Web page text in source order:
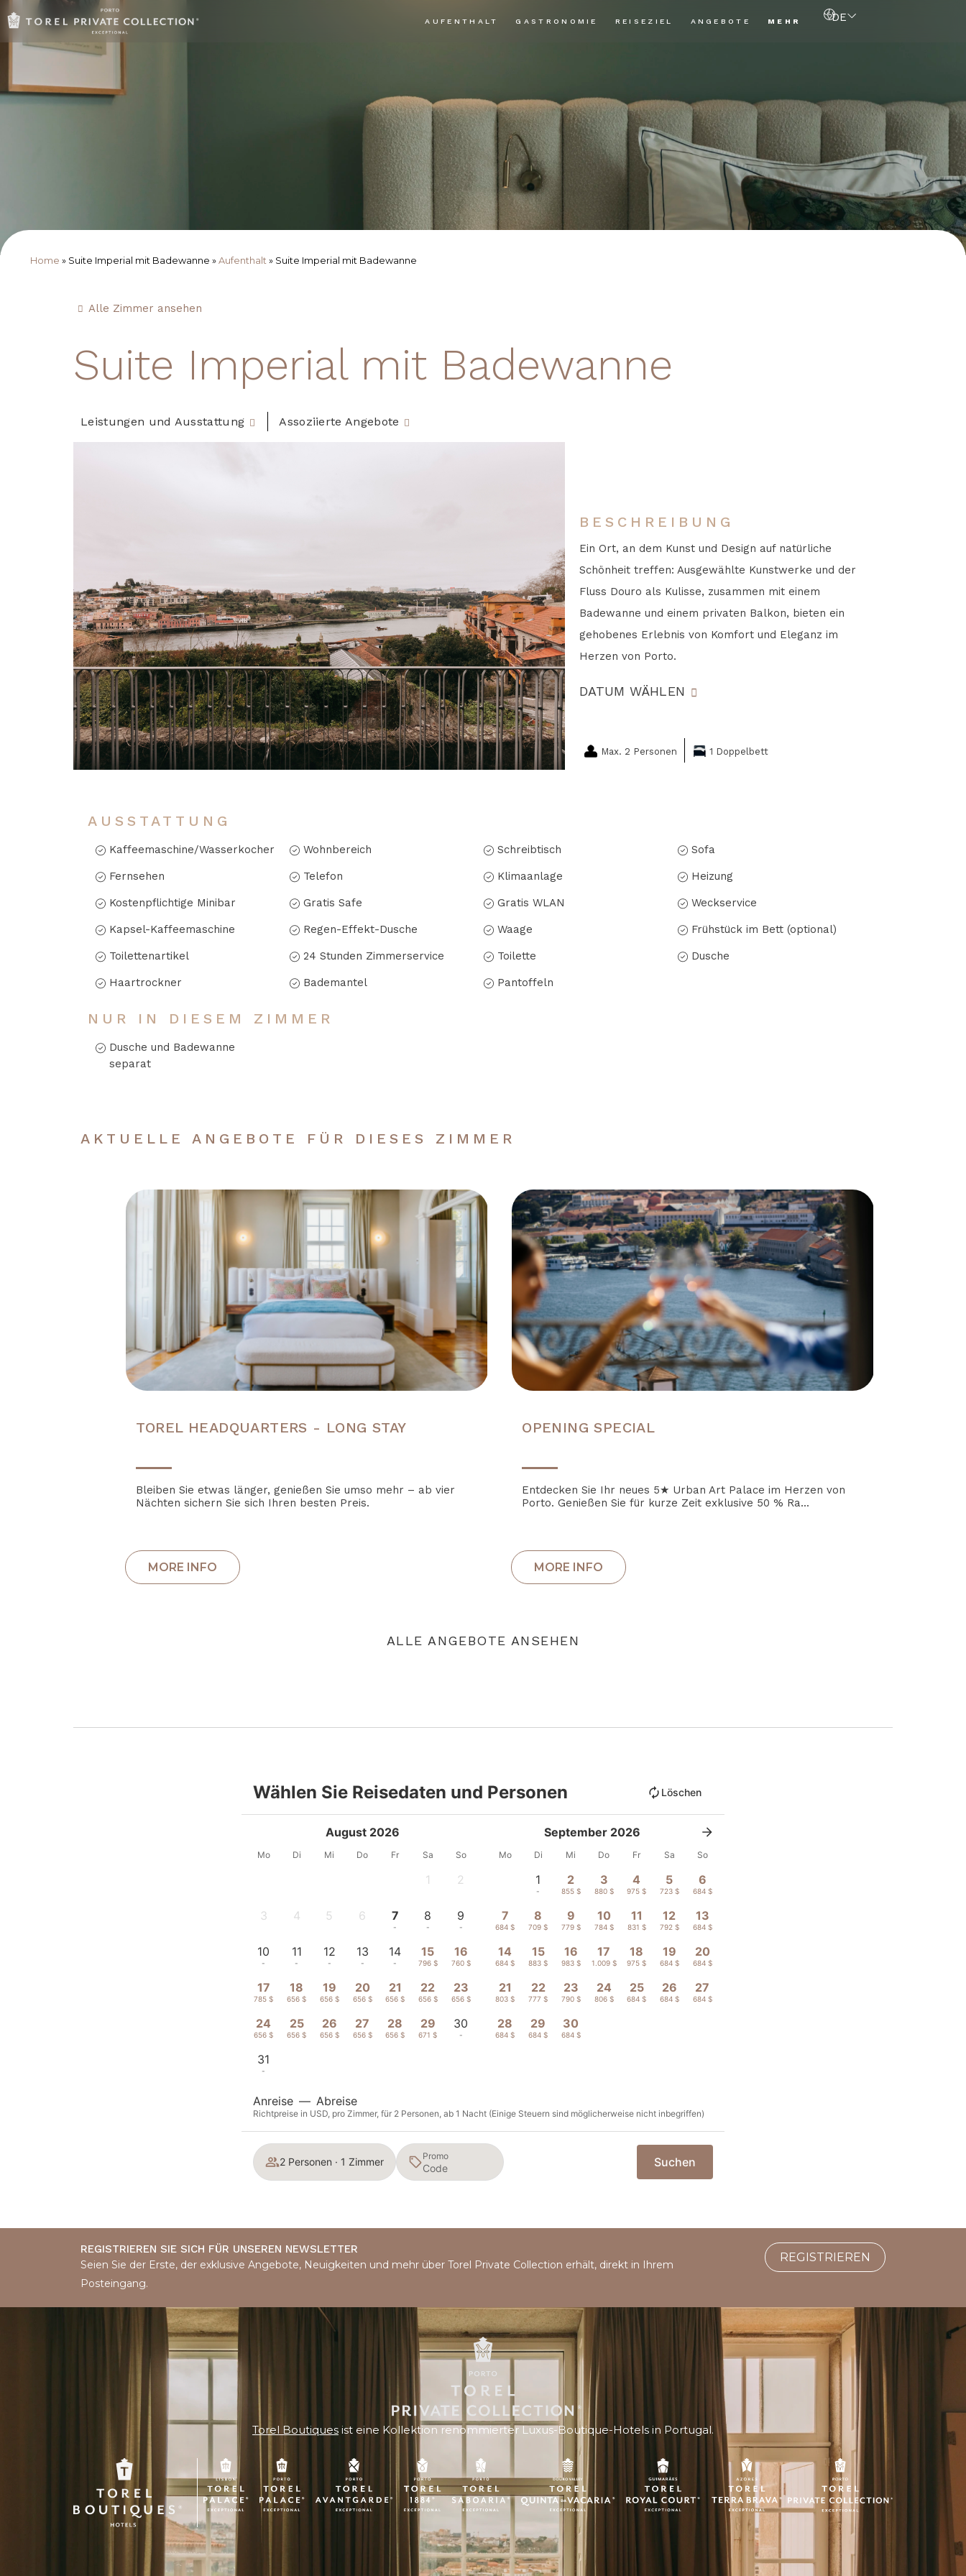
AUFENTHALT GASTRONOMIE REISEZIEL ANGEBOTE MEHR DE
Home » Suite Imperial mit Badewanne » Aufenthalt » Suite Imperial mit Badewanne
Alle Zimmer ansehen
Suite Imperial mit Badewanne
Leistungen und Ausstattung Assoziierte Angebote
Max. 2 Personen 1 Doppelbett
BESCHREIBUNG
Ein Ort, an dem Kunst und Design auf natürliche
Schönheit treffen: Ausgewählte Kunstwerke und der
Fluss Douro als Kulisse, zusammen mit einem
Badewanne und einem privaten Balkon, bieten ein
gehobenes Erlebnis von Komfort und Eleganz im
Herzen von Porto.
DATUM WÄHLEN
AUSSTATTUNG
Kaffeemaschine/Wasserkocher Wohnbereich Schreibtisch Sofa
Fernsehen Telefon Klimaanlage Heizung
Kostenpflichtige Minibar Gratis Safe Gratis WLAN Weckservice
Kapsel-Kaffeemaschine Regen-Effekt-Dusche Waage Frühstück im Bett (optional)
Toilettenartikel 24 Stunden Zimmerservice Toilette Dusche
Haartrockner Bademantel Pantoffeln
NUR IN DIESEM ZIMMER
Dusche und Badewanne
separat
AKTUELLE ANGEBOTE FÜR DIESES ZIMMER
OPENING SPECIAL
Entdecken Sie Ihr neues 5★ Urban Art Palace im Herzen von
Porto. Genießen Sie für kurze Zeit exklusive 50 % Ra...
TOREL HEADQUARTERS - LONG STAY
Bleiben Sie etwas länger, genießen Sie umso mehr – ab vier
Nächten sichern Sie sich Ihren besten Preis.
ALLE ANGEBOTE ANSEHEN
Wählen Sie Reisedaten und Personen Löschen
August 2026
Mo Di Mi Do Fr Sa So
1 2
3 4 5 6 7
-
8
-
9
-
10
-
11
-
12
-
13
-
14
-
15
796 $
16
760 $
17
785 $
18
656 $
19
656 $
20
656 $
21
656 $
22
656 $
23
656 $
24
656 $
25
656 $
26
656 $
27
656 $
28
656 $
29
671 $
30
-
31
-
September 2026
Mo Di Mi Do Fr Sa So
1
-
2
855 $
3
880 $
4
975 $
5
723 $
6
684 $
7
684 $
8
709 $
9
779 $
10
784 $
11
831 $
12
792 $
13
684 $
14
684 $
15
883 $
16
983 $
17
1.009 $
18
975 $
19
684 $
20
684 $
21
803 $
22
777 $
23
790 $
24
806 $
25
684 $
26
684 $
27
684 $
28
684 $
29
684 $
30
684 $
Anreise — Abreise
Richtpreise in USD, pro Zimmer, für 2 Personen, ab 1 Nacht (Einige Steuern sind möglicherweise nicht inbegriffen)
2 Personen · 1 Zimmer Promo Suchen
REGISTRIEREN SIE SICH FÜR UNSEREN NEWSLETTER
Seien Sie der Erste, der exklusive Angebote, Neuigkeiten und mehr über Torel Private Collection erhält, direkt in Ihrem
Posteingang.
REGISTRIEREN
Torel Boutiques ist eine Kollektion renommierter Luxus-Boutique-Hotels in Portugal.